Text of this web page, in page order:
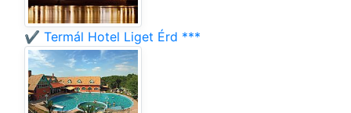
✔️ Termál Hotel Liget Érd ***